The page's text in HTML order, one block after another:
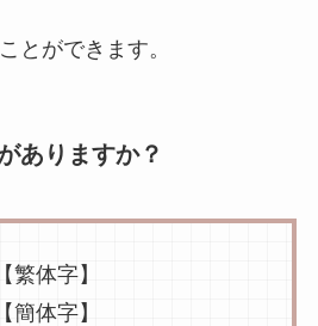
とができます。
ありますか？
繁体字】
簡体字】